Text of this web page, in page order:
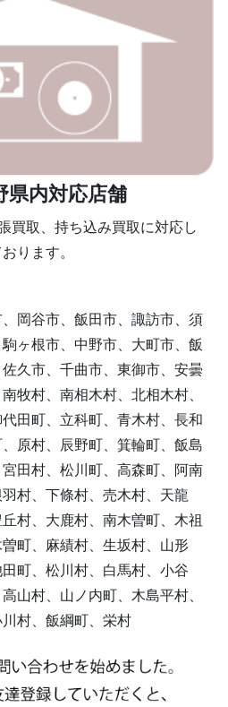
県内対応店舗
買取、持ち込み買取に対応し
ります。
岡谷市、飯田市、諏訪市、須
ヶ根市、中野市、大町市、飯
久市、千曲市、東御市、安曇
牧村、南相木村、北相木村、
田町、立科町、青木村、長和
原村、辰野町、箕輪町、飯島
田村、松川町、高森町、阿南
村、下條村、売木村、天龍
村、大鹿村、南木曽町、木祖
町、麻績村、生坂村、山形
町、松川村、白馬村、小谷
山村、山ノ内町、木島平村、
村、飯綱町、栄村